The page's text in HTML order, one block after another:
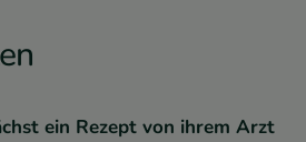
ein Rezept von ihrem Arzt